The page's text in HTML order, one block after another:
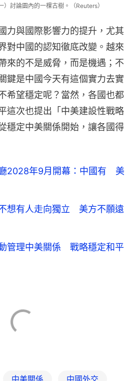
討論園內的一棵古樹。（Reuters）
力與國際影響力的提升，尤其
對中國的認知徹底改變。越來
來的不是威脅，而是機遇；不
鍵是中國今天有這個實力去實
希望穩定呢？當然，各國也都
這次也提出「中美建設性戰略
穩定中美關係開始，讓各國得
2028年9月開幕：中國有 美
想有人走向獨立 美方不願遠
管理中美關係 戰略穩定和平